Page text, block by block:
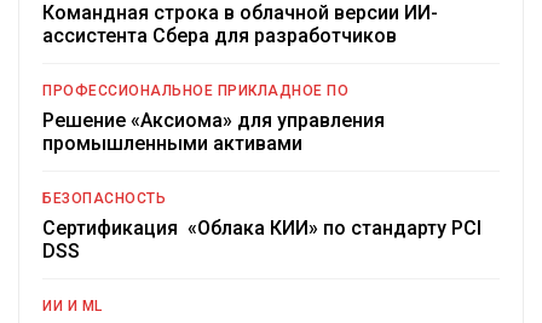
Командная строка в облачной версии ИИ-
ассистента Сбера для разработчиков
ПРОФЕССИОНАЛЬНОЕ ПРИКЛАДНОЕ ПО
Решение «Аксиома» для управления
промышленными активами
БЕЗОПАСНОСТЬ
Сертификация «Облака КИИ» по стандарту PCI
DSS
ИИ И ML